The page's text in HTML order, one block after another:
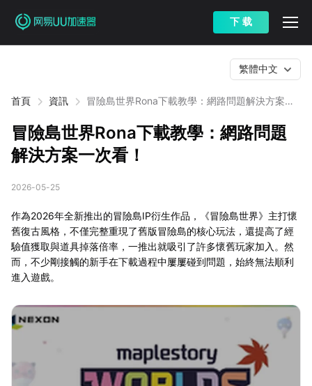
下 载
首頁 資訊
冒險島世界Rona下載教學：網路問題解決方案一
繁體中文
冒險島世界Rona下載教學：網路問題
解決方案一次看！
2026-05-25
作為2026年全新推出的冒險島IP衍生作品，《冒險島世界》主打懷
舊復古風格，不僅完整重現了舊版冒險島的核心玩法，還提高了經
驗值獲取與道具掉落倍率，一推出就吸引了許多懷舊玩家加入。然
而，不少剛接觸的新手在下載過程中屢屢碰到問題，始終無法順利
進入遊戲。